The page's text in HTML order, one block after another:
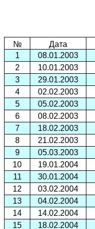
№ Дата
1
08.01.2003
2
10.01.2003
3
29.01.2003
4
02.02.2003
5
05.02.2003
6
08.02.2003
7
18.02.2003
8
21.02.2003
9
05.03.2003
10
19.01.2004
11
30.01.2004
12
03.02.2004
13
04.02.2004
14
14.02.2004
15
18.02.2004